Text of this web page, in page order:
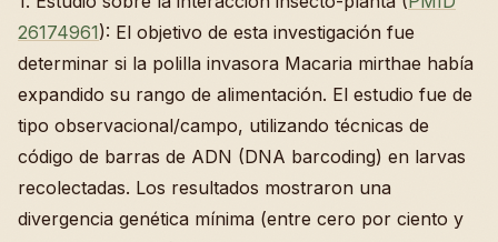
26174961): El objetivo de esta investigación fue
determinar si la polilla invasora Macaria mirthae había
expandido su rango de alimentación. El estudio fue de
tipo observacional/campo, utilizando técnicas de
código de barras de ADN (DNA barcoding) en larvas
recolectadas. Los resultados mostraron una
divergencia genética mínima (entre cero por ciento y